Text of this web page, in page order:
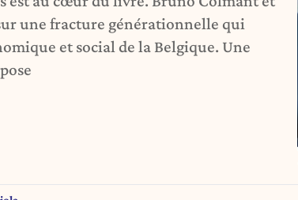
une fracture générationnelle qui
et social de la Belgique. Une